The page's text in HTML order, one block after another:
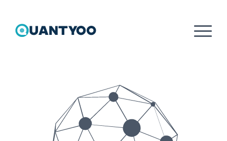
Jetzt registrieren
Passwort vergessen